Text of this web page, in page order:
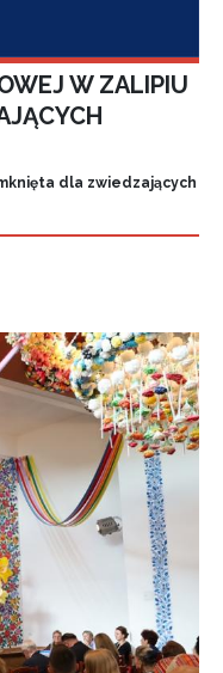
W ZALIPIU
dla zwiedzających